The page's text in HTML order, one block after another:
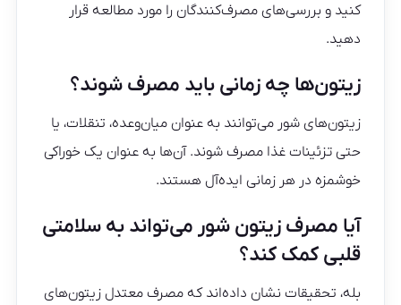
کنید و بررسی‌های مصرف‌کنندگان را مورد مطالعه قرار
دهید.
زیتون‌ها چه زمانی باید مصرف شوند؟
زیتون‌های شور می‌توانند به عنوان میان‌وعده، تنقلات، یا
حتی تزئینات غذا مصرف شوند. آن‌ها به عنوان یک خوراکی
خوشمزه در هر زمانی ایده‌آل هستند.
آیا مصرف زیتون شور می‌تواند به سلامتی
قلبی کمک کند؟
بله، تحقیقات نشان داده‌اند که مصرف معتدل زیتون‌های